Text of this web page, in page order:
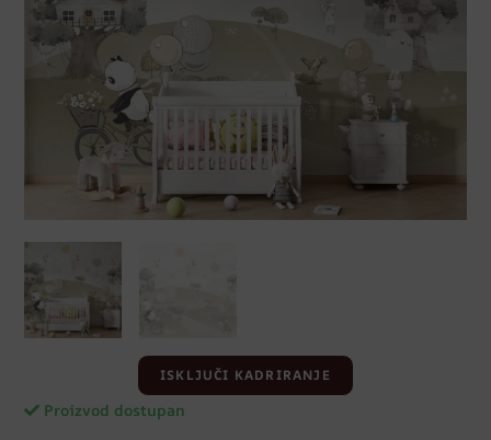
ISKLJUČI KADRIRANJE
Proizvod dostupan